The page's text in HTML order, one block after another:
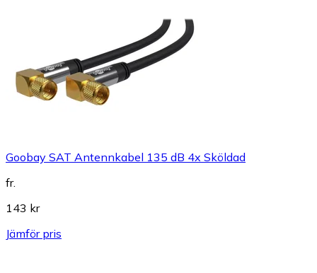
Goobay SAT Antennkabel 135 dB 4x Sköldad
fr.
143 kr
Jämför pris